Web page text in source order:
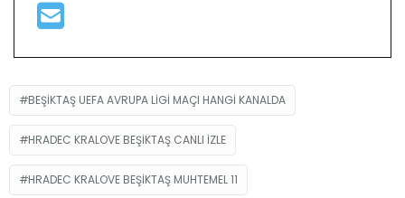
BEŞIKTAŞ UEFA AVRUPA LIGI MAÇI HANGI KANALDA
HRADEC KRALOVE BEŞIKTAŞ CANLI IZLE
HRADEC KRALOVE BEŞIKTAŞ MUHTEMEL 11